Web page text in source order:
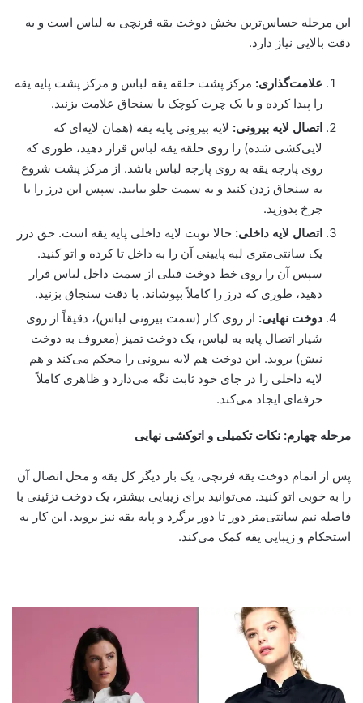
این مرحله حساس‌ترین بخش دوخت یقه فرنچی به لباس است و به
دقت بالایی نیاز دارد.
علامت‌گذاری: مرکز پشت حلقه یقه لباس و مرکز پشت پایه یقه
را پیدا کرده و با یک چرت کوچک یا سنجاق علامت بزنید.
اتصال لایه بیرونی: لایه بیرونی پایه یقه (همان لایه‌ای که
لایی‌کشی شده) را روی حلقه یقه لباس قرار دهید، طوری که
روی پارچه یقه به روی پارچه لباس باشد. از مرکز پشت شروع
به سنجاق زدن کنید و به سمت جلو بیایید. سپس این درز را با
چرخ بدوزید.
اتصال لایه داخلی: حالا نوبت لایه داخلی پایه یقه است. حق درز
یک سانتی‌متری لبه پایینی آن را به داخل تا کرده و اتو کنید.
سپس آن را روی خط دوخت قبلی از سمت داخل لباس قرار
دهید، طوری که درز را کاملاً بپوشاند. با دقت سنجاق بزنید.
دوخت نهایی: از روی کار (سمت بیرونی لباس)، دقیقاً از روی
شیار اتصال پایه به لباس، یک دوخت تمیز (معروف به دوخت
نیش) بروید. این دوخت هم لایه بیرونی را محکم می‌کند و هم
لایه داخلی را در جای خود ثابت نگه می‌دارد و ظاهری کاملاً
حرفه‌ای ایجاد می‌کند.
مرحله چهارم: نکات تکمیلی و اتوکشی نهایی
پس از اتمام دوخت یقه فرنچی، یک بار دیگر کل یقه و محل اتصال آن
را به خوبی اتو کنید. می‌توانید برای زیبایی بیشتر، یک دوخت تزئینی با
فاصله نیم سانتی‌متر دور تا دور برگرد و پایه یقه نیز بروید. این کار به
استحکام و زیبایی یقه کمک می‌کند.